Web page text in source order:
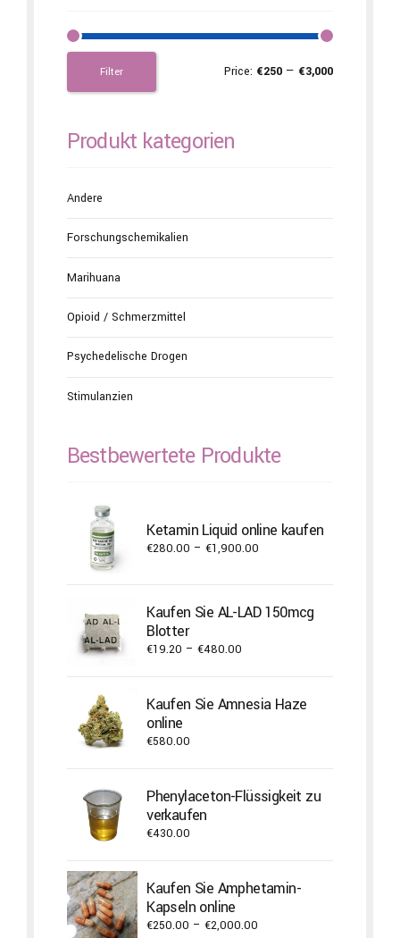
Filter Price: €250 — €3,000
Produkt kategorien
Andere
Forschungschemikalien
Marihuana
Opioid / Schmerzmittel
Psychedelische Drogen
Stimulanzien
Bestbewertete Produkte
Ketamin Liquid online kaufen
€280.00 – €1,900.00
through
€1,900.00
Kaufen Sie AL-LAD 150mcg
Blotter
€19.20 – €480.00
through
Kaufen Sie Amnesia Haze
online
€580.00
Phenylaceton-Flüssigkeit zu
verkaufen
€430.00
Kaufen Sie Amphetamin-
Kapseln online
€250.00 – €2,000.00